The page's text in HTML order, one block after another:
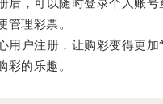
，可以随时登录个人账号
管理彩票。
户注册，让购彩变得更加
彩的乐趣。